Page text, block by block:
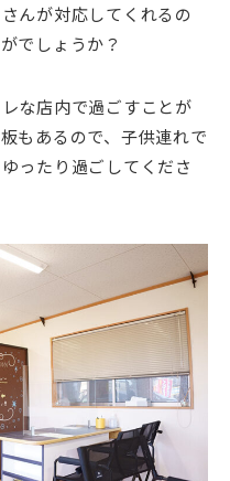
んが対応してくれるの
でしょうか？
な店内で過ごすことが
もあるので、子供連れで
ったり過ごしてくださ